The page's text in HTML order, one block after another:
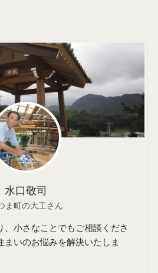
水口敬司
ま町の大工さん
、小さなことでもご相談くださ
まいのお悩みを解決いたしま